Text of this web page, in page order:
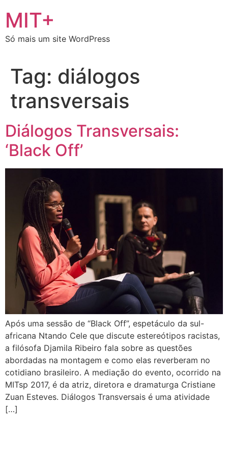
para
conteúdo
MIT+
Só mais um site WordPress
Tag: diálogos
transversais
Diálogos Transversais:
‘Black Off’
Após uma sessão de “Black Off”, espetáculo da sul-
africana Ntando Cele que discute estereótipos racistas,
a filósofa Djamila Ribeiro fala sobre as questões
abordadas na montagem e como elas reverberam no
cotidiano brasileiro. A mediação do evento, ocorrido na
MITsp 2017, é da atriz, diretora e dramaturga Cristiane
Zuan Esteves. Diálogos Transversais é uma atividade
[…]